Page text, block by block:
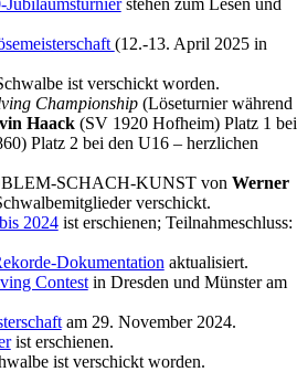
Jubiläumsturnierstehen zum Lesen und
(12.-13. April 2025 in
ist verschickt worden.
Championship(Löseturnier während
Haack(SV 1920 Hofheim) Platz 1 bei
Platz 2 bei den U16 – herzlichen
SCHACH-KUNST von Werner
verschickt.
2024ist erschienen; Teilnahmeschluss:
Dokumentation aktualisiert.
Contestin Dresden und Münster am
am 29. November 2024.
ist erschienen.
ist verschickt worden.